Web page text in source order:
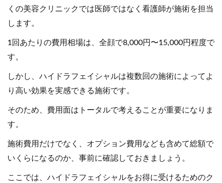
くの美容クリニックでは医師ではなく看護師が施術を担当
します。
1回あたりの費用相場は、全顔で8,000円〜15,000円程度で
す。
しかし、ハイドラフェイシャルは複数回の施術によってよ
り高い効果を実感できる施術です。
そのため、費用面はトータルで考えることが重要になりま
す。
施術費用だけでなく、オプション費用なども含めて総額で
いくらになるのか、事前に確認しておきましょう。
ここでは、ハイドラフェイシャルをお得に受けるためのク